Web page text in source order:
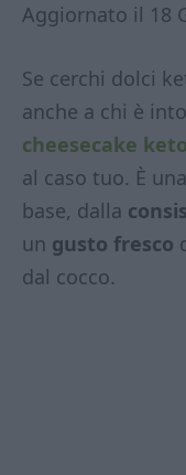
Aggiornato il 18
Se cerchi dolci
anche a chi è
cheesecake
al caso tuo. È
base, dalla
un gusto fresco
dal cocco.